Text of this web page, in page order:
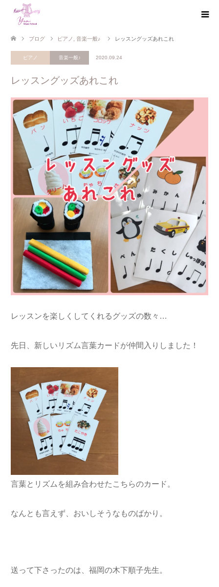
ブログ ピアノ 音楽一般♪ レッスングッズあれこれ
ピアノ 音楽一般♪ 2020.09.24
レッスングッズあれこれ
レッスンを楽しくしてくれるグッズの数々…
先日、新しいリズム言葉カードが仲間入りしました！
言葉とリズムを組み合わせたこちらのカード。
なんとも言えず、おいしそうなものばかり。
送って下さったのは、福岡の木下順子先生。